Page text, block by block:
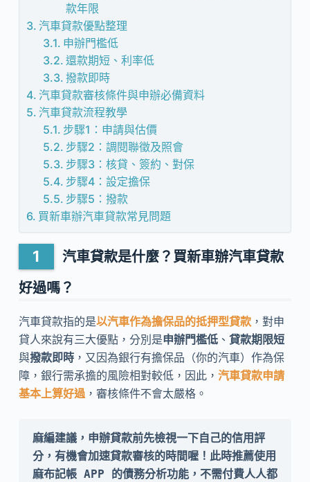
款年限
汽車貸款優點整理
申辦門檻低
還款期短、利率低
撥款即時
汽車貸款審核條件與申辦必備資料
汽車貸款流程教學
步驟1：申請與估價
步驟2：調閱聯徵及照會
步驟3：核貸、簽約、對保
步驟4：設定擔保
步驟5：撥款
買新車辦汽車貸款常見問題
汽車貸款是什麼？買新車辦汽車貸款
好過嗎？
汽車貸款指的是以汽車作為擔保品的抵押型貸款，對申
貸人來說有三大優點，分別是申辦門檻低、 貸款期限短
與撥款即時，又因為銀行有擔保品（你的汽車）作為保
障，銀行需承擔的風險相對較低，因此， 汽車貸款申請
基本上算好過，審核條件不會太嚴格。
麻編建議，申辦貸款前先檢視一下自己的信用評
分，有機會加速貸款審核的時間喔！此時推薦使用
麻布記帳 APP 的債務分析功能，不需付費人人都